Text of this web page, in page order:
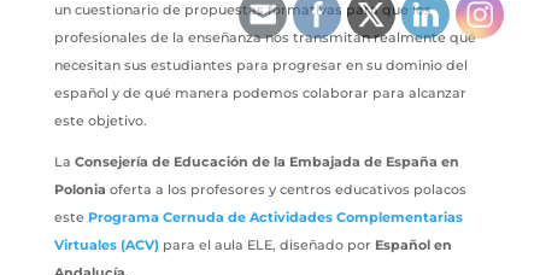
un cuestionario de propuestas formativas para que los
profesionales de la enseñanza nos transmitan realmente qué
necesitan sus estudiantes para progresar en su dominio del
español y de qué manera podemos colaborar para alcanzar
este objetivo.
La Consejería de Educación de la Embajada de España en
Polonia oferta a los profesores y centros educativos polacos
este Programa Cernuda de Actividades Complementarias
Virtuales (ACV) para el aula ELE, diseñado por Español en